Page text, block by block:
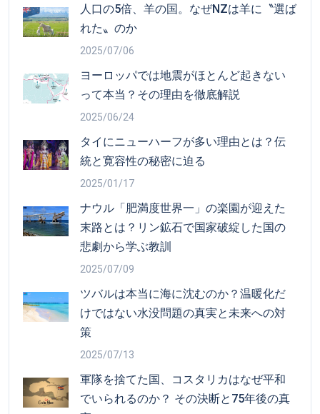
人口の5倍、羊の国。なぜNZは羊に〝選ば
れた〟のか
2025/07/06
ヨーロッパでは地震がほとんど起きない
って本当？その理由を徹底解説
2025/06/24
タイにニューハーフが多い理由とは？伝
統と寛容性の秘密に迫る
2025/01/17
ナウル「肥満度世界一」の楽園が迎えた
末路とは？リン鉱石で国家破綻した国の
悲劇から学ぶ教訓
2025/07/09
ツバルは本当に海に沈むのか？温暖化だ
けではない水没問題の真実と未来への対
策
2025/07/13
軍隊を捨てた国、コスタリカはなぜ平和
でいられるのか？ その決断と75年後の真